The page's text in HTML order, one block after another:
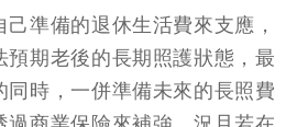
準備的退休生活費來支應，
預期老後的長期照護狀態，最
同時，一併準備未來的長照費